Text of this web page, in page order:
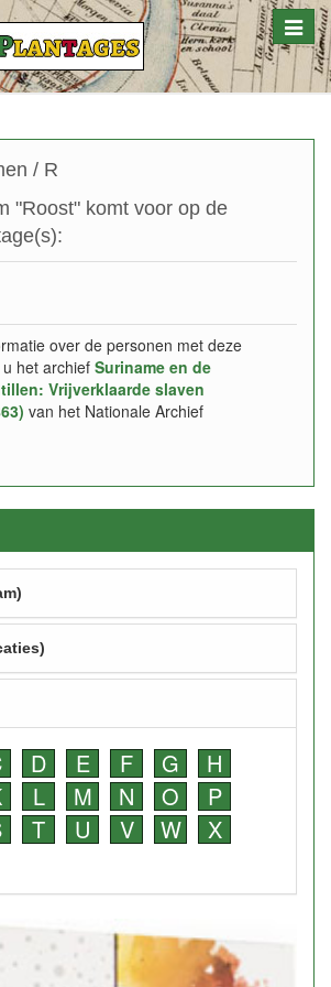
Toggle
/ R
"Roost" komt voor op de
over de personen met deze
het archiefSuriname en de
Vrijverklaarde slaven
van het Nationale Archief
D E F G
H
L M N O
P
T U V W
X